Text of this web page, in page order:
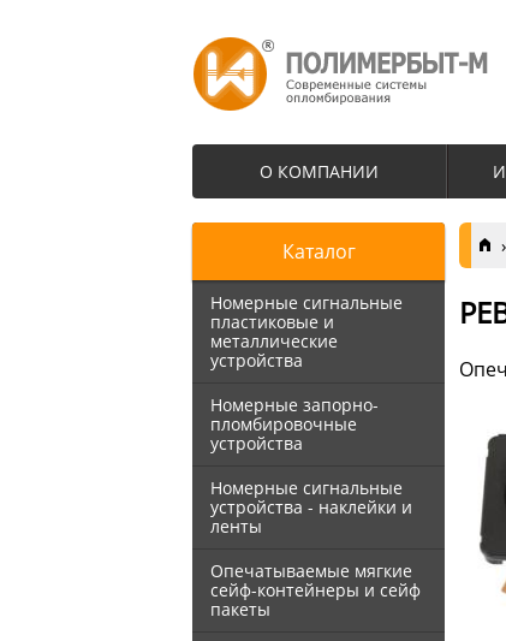
О КОМПАНИИ
Каталог
Номерные сигнальные
пластиковые и
металлические
устройства
Номерные запорно-
пломбировочные
устройства
Номерные сигнальные
устройства - наклейки и
ленты
Опечатываемые мягкие
сейф-контейнеры и сейф
пакеты